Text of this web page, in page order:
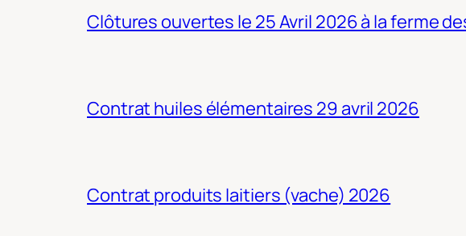
Clôtures ouvertes le 25 Avril 2026 à la ferme
Contrat huiles élémentaires 29 avril 2026
Contrat produits laitiers (vache) 2026